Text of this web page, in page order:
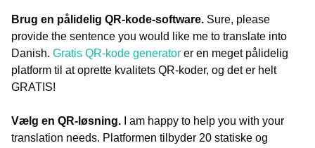
Brug en pålidelig QR-kode-software. Sure, please
provide the sentence you would like me to translate into
Danish. Gratis QR-kode generator er en meget pålidelig
platform til at oprette kvalitets QR-koder, og det er helt
GRATIS!
Vælg en QR-løsning.
I am happy to help you with your
translation needs. Platformen tilbyder 20 statiske og